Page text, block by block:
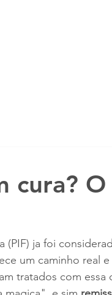
cura? O
(PIF) ja foi
um caminho real
tratados com essa